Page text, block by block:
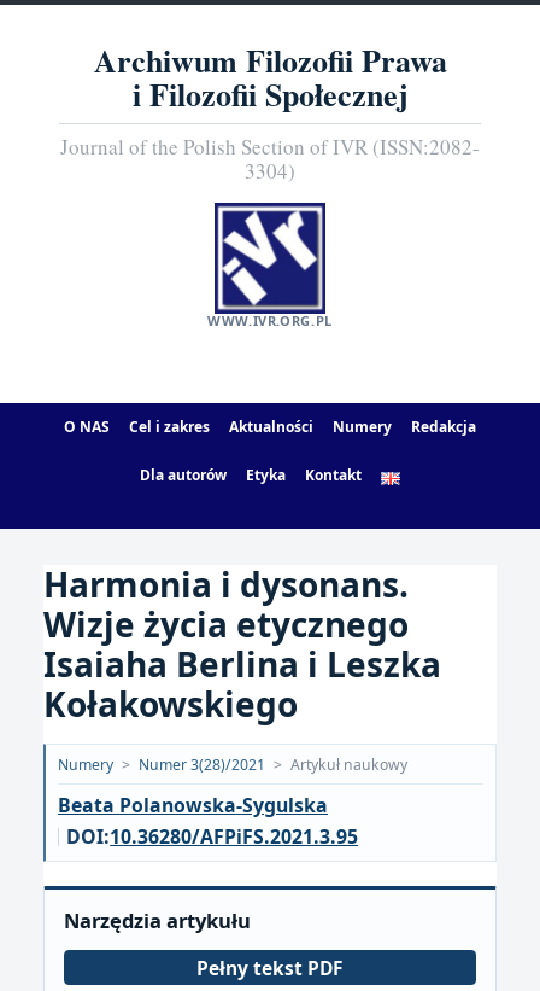
Archiwum Filozofii Prawa
i Filozofii Społecznej
Journal of the Polish Section of IVR (ISSN:2082-
3304)
WWW.IVR.ORG.PL
O NAS Cel i zakres Aktualności Numery Redakcja
Dla autorów Etyka Kontakt
Harmonia i dysonans.
Wizje życia etycznego
Isaiaha Berlina i Leszka
Kołakowskiego
Opublikowano:
2021-
10-
05
Numery > Numer 3(28)/2021 > Artykuł naukowy
Beata Polanowska-Sygulska
DOI:10.36280/AFPiFS.2021.3.95
Narzędzia artykułu
Pełny tekst PDF